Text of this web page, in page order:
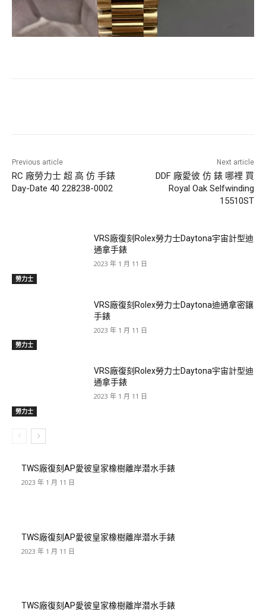
Previous article
RC 廠勞力士 超 高 仿 手錶
Day-Date 40 228238-0002
Next article
DDF 廠愛彼 仿 錶 哪裡 買
Royal Oak Selfwinding
15510ST
勞力士
VRS廠復刻Rolex勞力士Daytona宇宙計型迪
通拿手錶
2023 年 1 月 11 日
勞力士
VRS廠復刻Rolex勞力士Daytona迪通拿密鑲
手錶
2023 年 1 月 11 日
勞力士
VRS廠復刻Rolex勞力士Daytona宇宙計型迪
通拿手錶
2023 年 1 月 11 日
TWS廠復刻AP愛彼皇家橡樹離岸潜水手錶
2023 年 1 月 11 日
TWS廠復刻AP愛彼皇家橡樹離岸潜水手錶
2023 年 1 月 11 日
TWS廠復刻AP愛彼皇家橡樹離岸潜水手錶